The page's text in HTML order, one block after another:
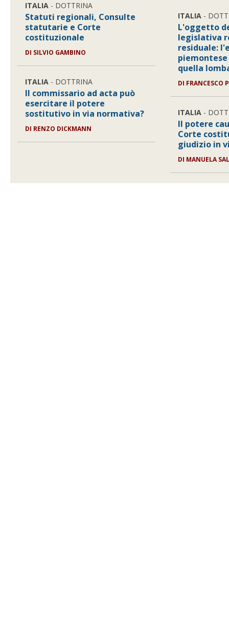
ITALIA - DOTTRINA
Statuti regionali, Consulte
statutarie e Corte
costituzionale
DI SILVIO GAMBINO
ITALIA - DOTTRINA
Il commissario ad acta può
esercitare il potere
sostitutivo in via normativa?
DI RENZO DICKMANN
ITALIA -
L'oggetto
legislativa
residuale:
quella
DI FRANCESCO
ITALIA -
Il potere
Corte
giudizio in
DI MANUELA